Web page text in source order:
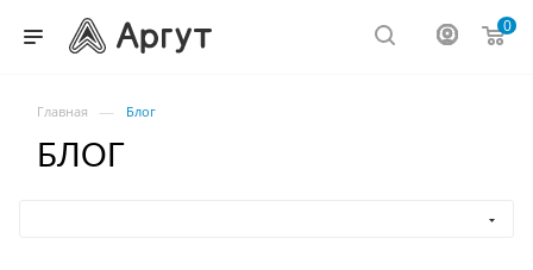
0
Главная — Блог
БЛОГ